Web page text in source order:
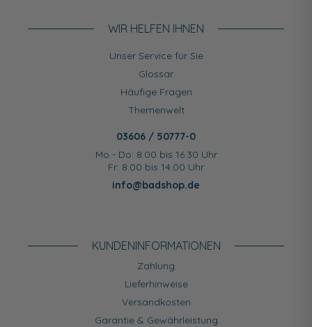
WIR HELFEN IHNEN
Unser Service für Sie
Glossar
Häufige Fragen
Themenwelt
03606 / 50777-0
Mo - Do: 8.00 bis 16.30 Uhr
Fr: 8.00 bis 14.00 Uhr
info@badshop.de
KUNDEN­INFORMATIONEN
Zahlung
Lieferhinweise
Versandkosten
Garantie & Gewährleistung